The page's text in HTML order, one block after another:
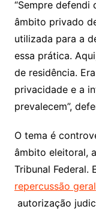
“Sempre defendi
âmbito privado
utilizada para a
essa prática.
de residência.
privacidade e a
prevalecem”,
O tema é
âmbito eleitoral,
Tribunal Federal.
repercussão geral
autorização